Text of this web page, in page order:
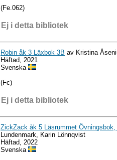
(Fe.062)
Ej i detta bibliotek
Robin åk 3 Läxbok 3B av Kristina
Häftad, 2021
Svenska
(Fc)
Ej i detta bibliotek
ZickZack åk 5 Läsrummet
Lundenmark, Karin Lönnqvist
Häftad, 2022
Svenska